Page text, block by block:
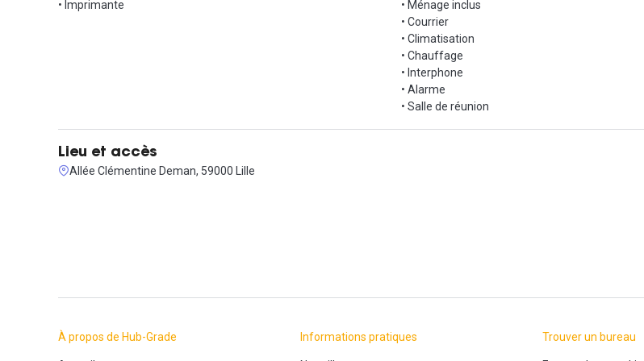
• Imprimante
• Ménage inclus
• Courrier
• Climatisation
• Chauffage
• Interphone
• Alarme
• Salle de réunion
Lieu et accès
Allée Clémentine Deman, 59000 Lille
À propos de Hub-Grade Informations pratiques Trouver un bureau